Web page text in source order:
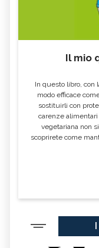
Il mio
In questo libro, con
modo efficace
sostituirli con
carenze
vegetariana non
scoprirete come